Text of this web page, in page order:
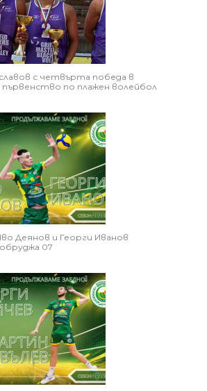
с четвърта победа в
по плажен волейбол
Деянов и Георги Иванов
07